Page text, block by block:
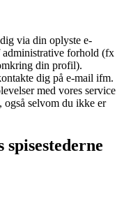
via din oplyste e-
forhold (fx
din profil).
dig på e-mail ifm.
med vores service
også selvom du ikke er